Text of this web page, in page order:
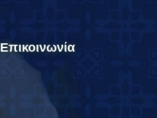
Επικοινωνία